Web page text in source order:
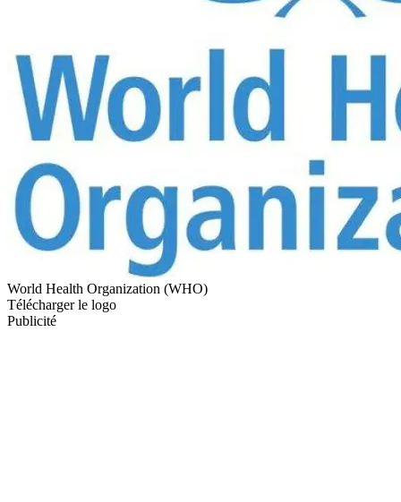
World Health Organization (WHO)
Télécharger le logo
Publicité